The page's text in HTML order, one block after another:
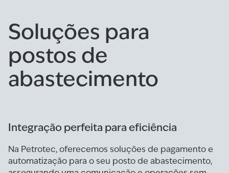
Soluções para
postos de
abastecimento
Integração perfeita para eficiência
Na Petrotec, oferecemos soluções de pagamento e
automatização para o seu posto de abastecimento,